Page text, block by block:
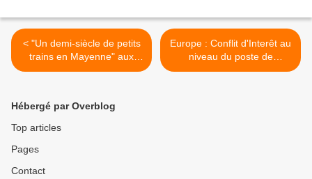
< "Un demi-siècle de petits
trains en Mayenne" aux
Editions du Petit Pavé
Europe : Conflit d'Interêt au
niveau du poste de
Commissaire en charge du
Hébergé par Overblog
Top articles
Pages
Contact